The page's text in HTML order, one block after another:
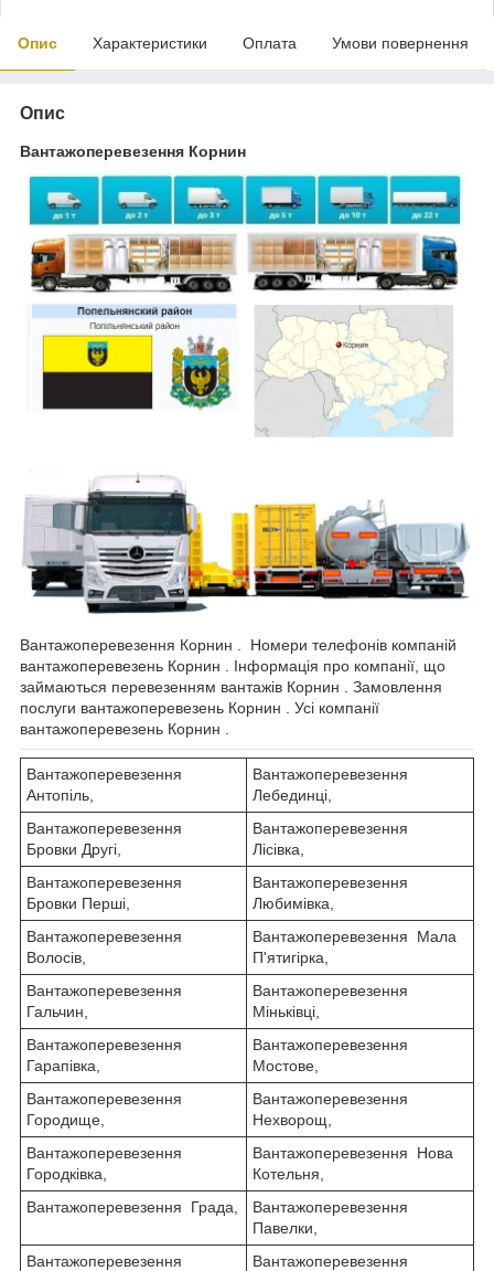
Опис Характеристики Оплата Умови повернення
Опис
Вантажоперевезення Корнин
Вантажоперевезення Корнин . Номери телефонів компаній
вантажоперевезень Корнин . Інформація про компанії, що
займаються перевезенням вантажів Корнин . Замовлення
послуги вантажоперевезень Корнин . Усі компанії
вантажоперевезень Корнин .
Вантажоперевезення
Антопіль,
Вантажоперевезення
Лебединці,
Вантажоперевезення
Бровки Другі,
Вантажоперевезення
Лісівка,
Вантажоперевезення
Бровки Перші,
Вантажоперевезення
Любимівка,
Вантажоперевезення
Волосів,
Вантажоперевезення Мала
П'ятигірка,
Вантажоперевезення
Гальчин,
Вантажоперевезення
Міньківці,
Вантажоперевезення
Гарапівка,
Вантажоперевезення
Мостове,
Вантажоперевезення
Городище,
Вантажоперевезення
Нехворощ,
Вантажоперевезення
Городківка,
Вантажоперевезення Нова
Котельня,
Вантажоперевезення Града,
Вантажоперевезення
Павелки,
Вантажоперевезення
Вантажоперевезення